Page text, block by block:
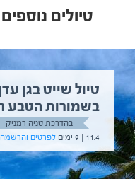
טיולים
טיול שייט בגן
בשמורות הטבע
בהדרכת טניה רמניק
11.4 | 9 ימים
לפרטים והרשמה